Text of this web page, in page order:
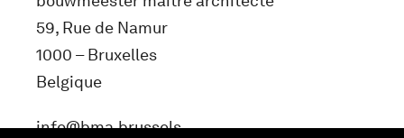
59, Rue de Namur
1000 – Bruxelles
Belgique
info@bma.brussels